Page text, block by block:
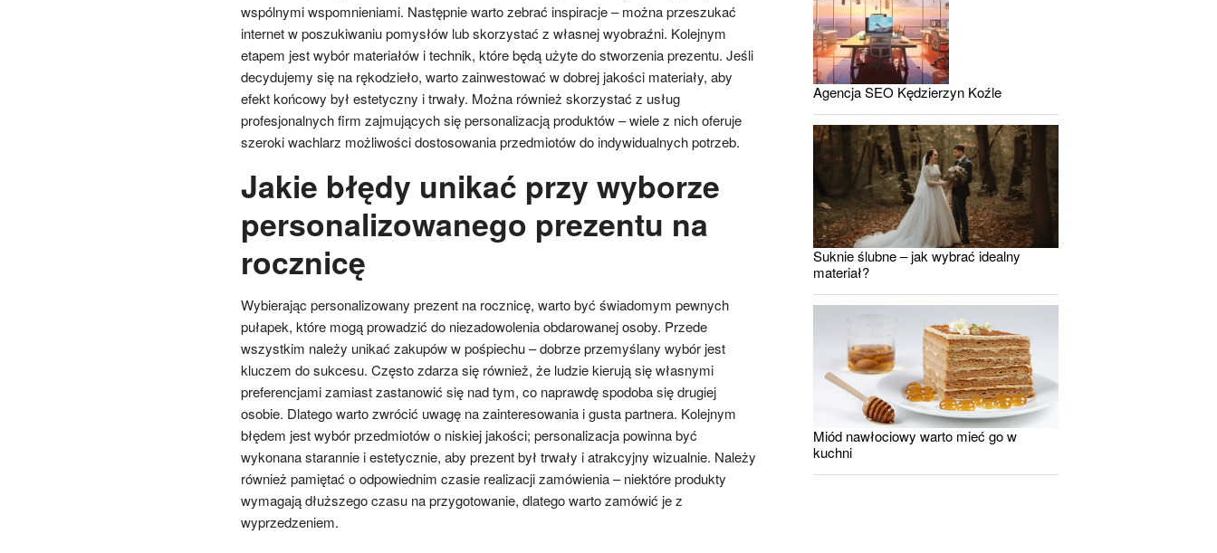
wspólnymi wspomnieniami. Następnie warto zebrać inspiracje – można przeszukać
internet w poszukiwaniu pomysłów lub skorzystać z własnej wyobraźni. Kolejnym
etapem jest wybór materiałów i technik, które będą użyte do stworzenia prezentu. Jeśli
decydujemy się na rękodzieło, warto zainwestować w dobrej jakości materiały, aby
efekt końcowy był estetyczny i trwały. Można również skorzystać z usług
profesjonalnych firm zajmujących się personalizacją produktów – wiele z nich oferuje
szeroki wachlarz możliwości dostosowania przedmiotów do indywidualnych potrzeb.
Jakie błędy unikać przy wyborze
personalizowanego prezentu na
rocznicę
Wybierając personalizowany prezent na rocznicę, warto być świadomym pewnych
pułapek, które mogą prowadzić do niezadowolenia obdarowanej osoby. Przede
wszystkim należy unikać zakupów w pośpiechu – dobrze przemyślany wybór jest
kluczem do sukcesu. Często zdarza się również, że ludzie kierują się własnymi
preferencjami zamiast zastanowić się nad tym, co naprawdę spodoba się drugiej
osobie. Dlatego warto zwrócić uwagę na zainteresowania i gusta partnera. Kolejnym
błędem jest wybór przedmiotów o niskiej jakości; personalizacja powinna być
wykonana starannie i estetycznie, aby prezent był trwały i atrakcyjny wizualnie. Należy
również pamiętać o odpowiednim czasie realizacji zamówienia – niektóre produkty
wymagają dłuższego czasu na przygotowanie, dlatego warto zamówić je z
wyprzedzeniem.
Agencja SEO Kędzierzyn Koźle
Suknie ślubne – jak wybrać idealny
materiał?
Miód nawłociowy warto mieć go w
kuchni